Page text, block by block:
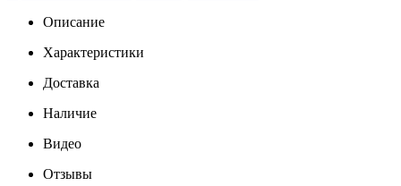
Описание
Характеристики
Доставка
Наличие
Видео
Отзывы